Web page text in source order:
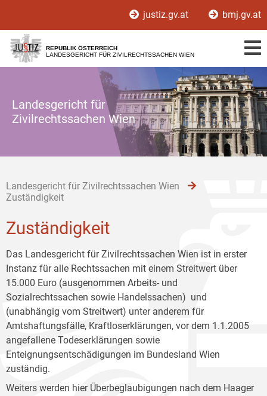
[1]
[2]
[3]
justiz.gv.at bmj.gv.at
REPUBLIK ÖSTERREICH
LANDESGERICHT FÜR ZIVILRECHTSSACHEN WIEN
Landesgericht für
Zivilrechtssachen Wien
Landesgericht für Zivilrechtssachen Wien
Zuständigkeit
Zuständigkeit
Das Landesgericht für Zivilrechtssachen Wien ist in erster
Instanz für alle Rechtssachen mit einem Streitwert über
15.000 Euro (ausgenommen Arbeits- und
Sozialrechtssachen sowie Handelssachen) und
(unabhängig vom Streitwert) unter anderem für
Amtshaftungsfälle, Kraftloserklärungen, vor dem 1.1.2005
angefallene Todeserklärungen sowie
Enteignungsentschädigungen im Bundesland Wien
zuständig.
Weiters werden hier Überbeglaubigungen nach dem Haager